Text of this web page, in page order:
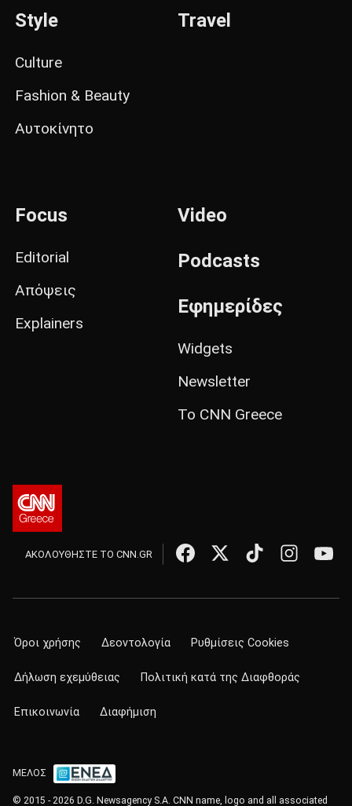
Style
Culture
Fashion & Beauty
Αυτοκίνητο
Travel
Focus
Editorial
Απόψεις
Explainers
Video
Podcasts
Εφημερίδες
Widgets
Newsletter
Το CNN Greece
ΑΚΟΛΟΥΘΗΣΤΕ ΤΟ CNN.GR
Όροι χρήσης Δεοντολογία Ρυθμίσεις Cookies
Δήλωση εχεμύθειας Πολιτική κατά της Διαφθοράς
Επικοινωνία Διαφήμιση
ΜΕΛΟΣ
© 2015 - 2026 D.G. Newsagency S.A. CNN name, logo and all associated